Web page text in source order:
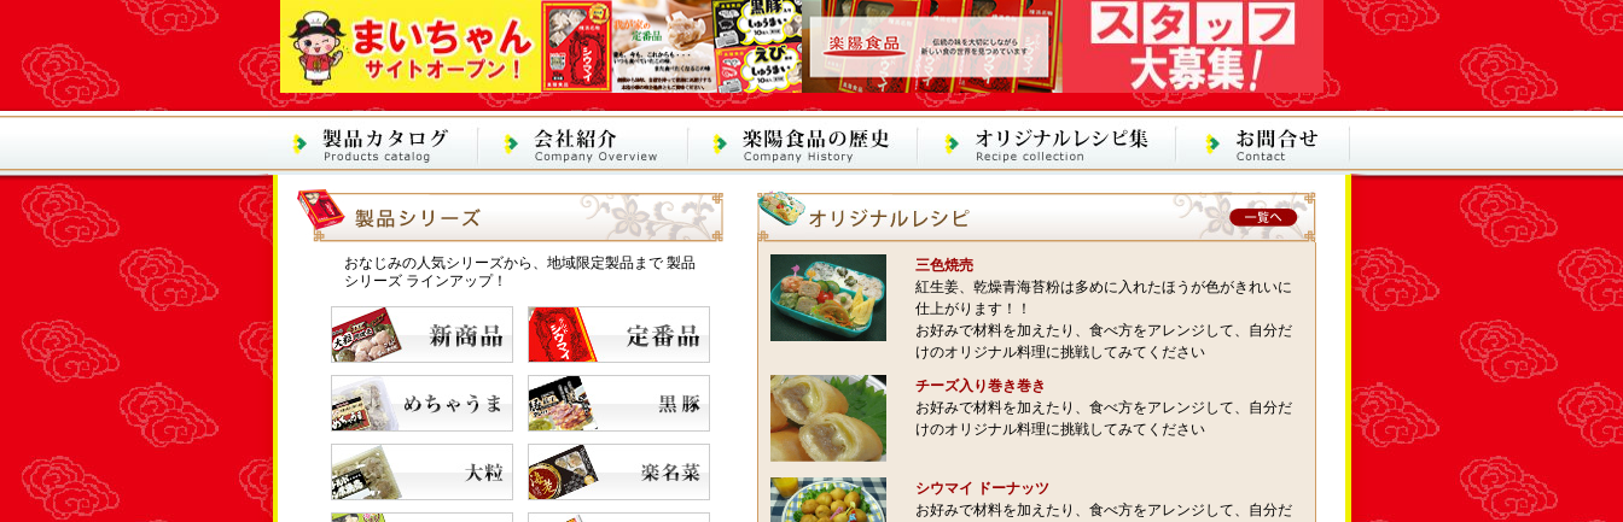
おなじみの人気シリーズから、地域限定製品まで 製品
シリーズ ラインアップ！
三色焼売
紅生姜、乾燥青海苔粉は多めに入れたほうが色がきれいに
仕上がります！！
お好みで材料を加えたり、食べ方をアレンジして、自分だ
けのオリジナル料理に挑戦してみてください
チーズ入り巻き巻き
お好みで材料を加えたり、食べ方をアレンジして、自分だ
けのオリジナル料理に挑戦してみてください
シウマイ ドーナッツ
お好みで材料を加えたり、食べ方をアレンジして、自分だ